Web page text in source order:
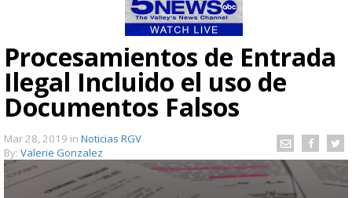
Procesamientos de Entrada
Ilegal Incluido el uso de
Documentos Falsos
Mar 28, 2019 in Noticias RGV
By: Valerie Gonzalez